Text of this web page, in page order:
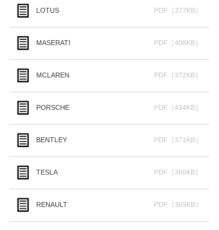
LOTUS PDF［377KB］
MASERATI PDF［408KB］
MCLAREN PDF［372KB］
PORSCHE PDF［434KB］
BENTLEY PDF［371KB］
TESLA PDF［366KB］
RENAULT PDF［369KB］